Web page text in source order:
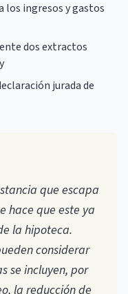
los ingresos y gastos
dos extractos
jurada de
que escapa
hace que este ya
la hipoteca.
considerar
se incluyen, por
la reducción de